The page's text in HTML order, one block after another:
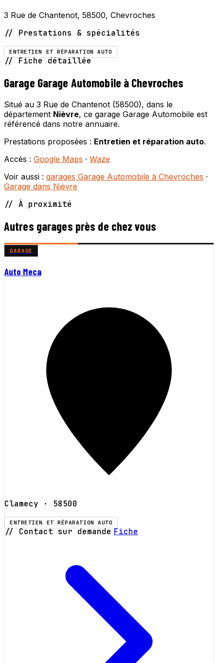
3 Rue de Chantenot, 58500, Chevroches
// Prestations & spécialités
ENTRETIEN ET RÉPARATION AUTO
// Fiche détaillée
Garage Garage Automobile à Chevroches
Situé au 3 Rue de Chantenot (58500), dans le
département Nièvre, ce garage Garage Automobile est
référencé dans notre annuaire.
Prestations proposées : Entretien et réparation auto.
Accès : Google Maps · Waze
Voir aussi : garages Garage Automobile à Chevroches ·
Garage dans Nièvre
// À proximité
Autres garages près de chez vous
GARAGE
Auto Meca
Clamecy · 58500
ENTRETIEN ET RÉPARATION AUTO
// Contact sur demande Fiche